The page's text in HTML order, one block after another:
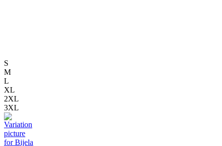
S
M
L
XL
2XL
3XL